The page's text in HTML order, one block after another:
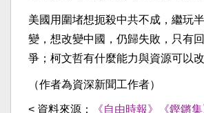
美國用圍堵想扼殺中共不成，繼玩
變，想改變中國，仍歸失敗，只有
爭；柯文哲有什麼能力與資源可以
（作者為資深新聞工作者）
< 資料來源： 《自由時報》《鏗鏘集